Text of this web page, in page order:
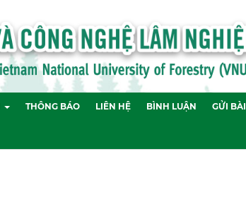
THÔNG BÁO LIÊN HỆ BÌNH LUẬN GỬI BÀI